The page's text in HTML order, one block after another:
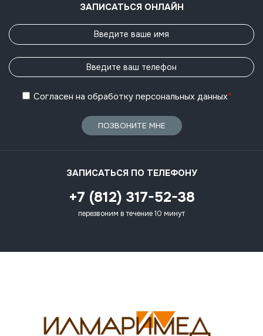
ЗАПИСАТЬСЯ ОНЛАЙН
Согласен на обработку персональных данных*
ПОЗВОНИТЕ МНЕ
ЗАПИСАТЬСЯ ПО ТЕЛЕФОНУ
+7 (812) 317-52-38
перезвоним в течение 10 минут